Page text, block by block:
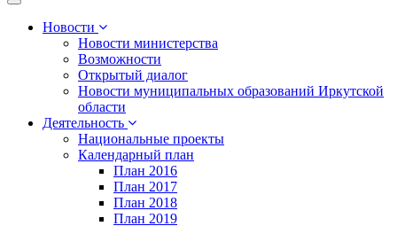
Toggle
navigationНовости
Новости министерства
Возможности
Открытый диалог
Новости муниципальных образований Иркутской
области
Деятельность
Национальные проекты
Календарный план
План 2016
План 2017
План 2018
План 2019